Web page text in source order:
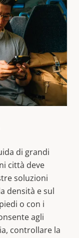
di grandi
città deve
soluzioni
densità e sul
o con i
agli
controllare la